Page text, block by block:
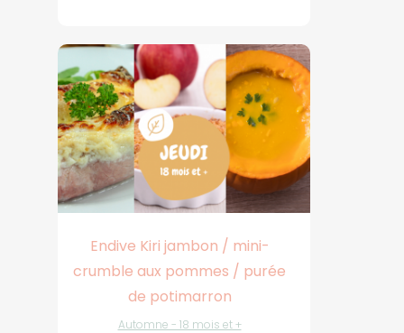
Endive Kiri jambon / mini-
crumble aux pommes / purée
de potimarron
Automne - 18 mois et +